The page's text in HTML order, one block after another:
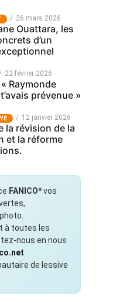
26 mars 2026
Ouattara, les
d’un
22 février 2026
Raymonde
prévenue »
12 janvier 2026
la révision de la
et la réforme
FANICO*vos
à toutes les
nous en nous
de lessive